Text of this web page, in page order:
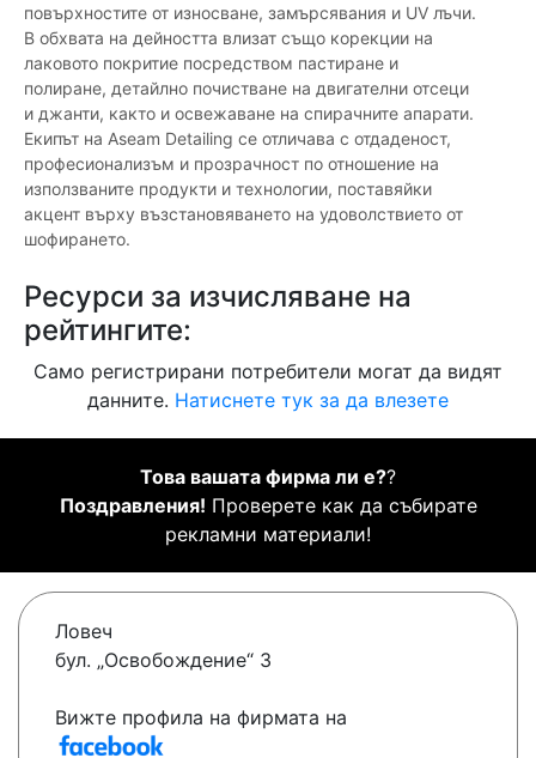
повърхностите от износване, замърсявания и UV лъчи.
В обхвата на дейността влизат също корекции на
лаковото покритие посредством пастиране и
полиране, детайлно почистване на двигателни отсеци
и джанти, както и освежаване на спирачните апарати.
Екипът на Aseam Detailing се отличава с отдаденост,
професионализъм и прозрачност по отношение на
използваните продукти и технологии, поставяйки
акцент върху възстановяването на удоволствието от
шофирането.
Ресурси за изчисляване на
рейтингите:
Само регистрирани потребители могат да видят
данните. Натиснете тук за да влезете
Това вашата фирма ли е??
Поздравления! Проверете как да събирате
рекламни материали!
Ловеч
бул. „Освобождение“ 3
Вижте профила на фирмата на